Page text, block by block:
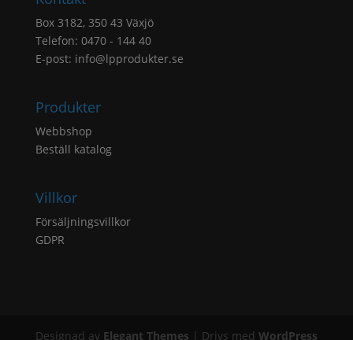
Box 3182, 350 43 Växjö
Telefon: 0470 - 144 40
E-post: info@lpprodukter.se
Produkter
Webbshop
Beställ katalog
Villkor
Försäljningsvillkor
GDPR
Designad av Elegant Themes | Drivs med WordPress